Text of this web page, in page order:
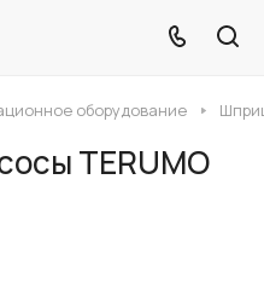
оборудование
TERUMO